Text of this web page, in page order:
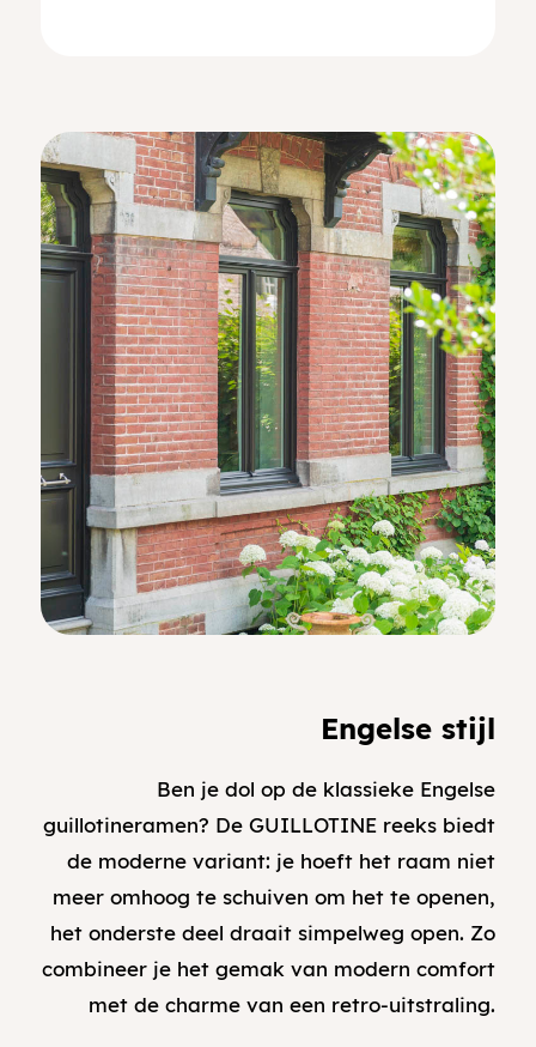
Engelse stijl
Ben je dol op de klassieke Engelse
guillotineramen? De GUILLOTINE reeks biedt
de moderne variant: je hoeft het raam niet
meer omhoog te schuiven om het te openen,
het onderste deel draait simpelweg open. Zo
combineer je het gemak van modern comfort
met de charme van een retro-uitstraling.